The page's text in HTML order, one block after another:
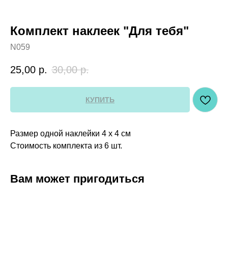
Комплект наклеек "Для тебя"
N059
25,00 р. 30,00 р.
КУПИТЬ
Размер одной наклейки 4 х 4 см
Стоимость комплекта из 6 шт.
Вам может пригодиться